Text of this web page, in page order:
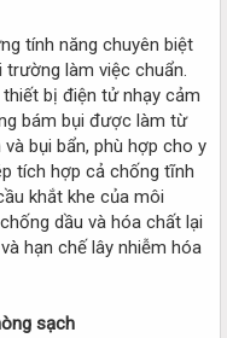
tính năng chuyên biệt
làm việc chuẩn.
thiết bị điện tử nhạy cảm
bám bụi được làm từ
bụi bẩn, phù hợp cho y
tích hợp cả chống tĩnh
khắt khe của môi
dầu và hóa chất lại
hạn chế lây nhiễm hóa
sạch